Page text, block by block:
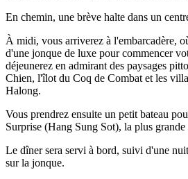
En chemin, une brève halte dans un
À midi, vous arriverez à l'embarcadère,
d'une jonque de luxe pour commencer
déjeunerez en admirant des paysages
Chien, l'îlot du Coq de Combat et les
Halong.
Vous prendrez ensuite un petit bateau
Surprise (Hang Sung Sot), la plus grande
Le dîner sera servi à bord, suivi d'une
sur la jonque.